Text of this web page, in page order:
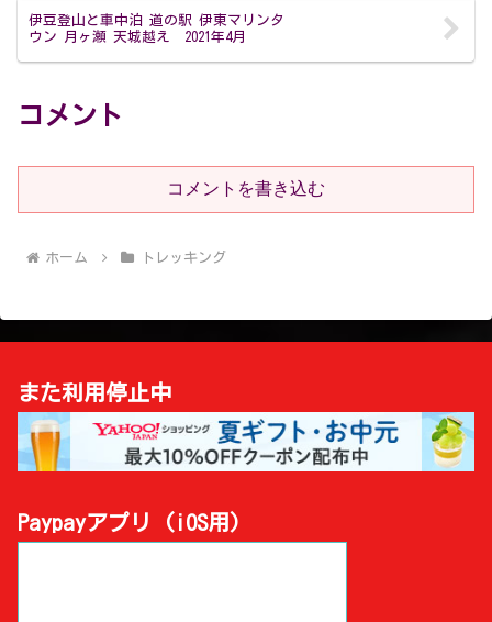
伊豆登山と車中泊 道の駅 伊東マリンタ
ウン 月ヶ瀬 天城越え 2021年4月
コメント
コメントを書き込む
ホーム トレッキング
また利用停止中
Paypayアプリ (iOS用)